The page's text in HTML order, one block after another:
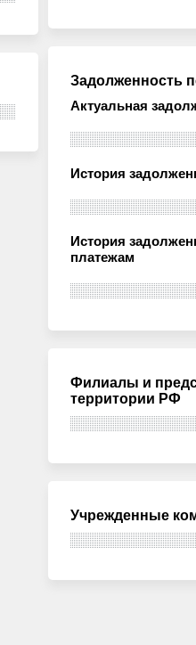
Задолженность
Актуальная
История
История
платежам
Филиалы и
территории РФ
Учрежденные